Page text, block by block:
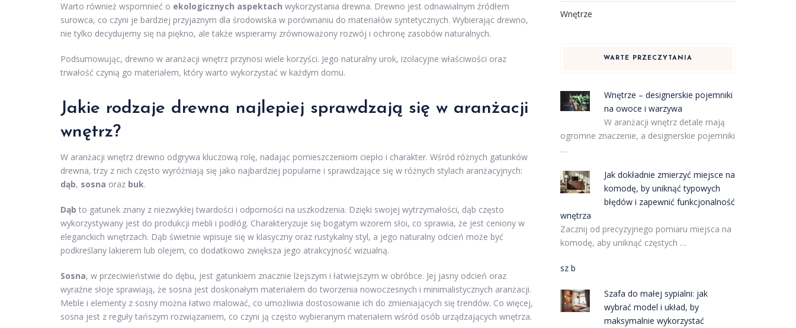
Warto również wspomnieć o ekologicznych aspektach wykorzystania drewna. Drewno jest odnawialnym źródłem
surowca, co czyni je bardziej przyjaznym dla środowiska w porównaniu do materiałów syntetycznych. Wybierając drewno,
nie tylko decydujemy się na piękno, ale także wspieramy zrównoważony rozwój i ochronę zasobów naturalnych.
Podsumowując, drewno w aranżacji wnętrz przynosi wiele korzyści. Jego naturalny urok, izolacyjne właściwości oraz
trwałość czynią go materiałem, który warto wykorzystać w każdym domu.
Jakie rodzaje drewna najlepiej sprawdzają się w aranżacji
wnętrz?
W aranżacji wnętrz drewno odgrywa kluczową rolę, nadając pomieszczeniom ciepło i charakter. Wśród różnych gatunków
drewna, trzy z nich często wyróżniają się jako najbardziej popularne i sprawdzające się w różnych stylach aranżacyjnych:
dąb, sosna oraz buk.
Dąb to gatunek znany z niezwykłej twardości i odporności na uszkodzenia. Dzięki swojej wytrzymałości, dąb często
wykorzystywany jest do produkcji mebli i podłóg. Charakteryzuje się bogatym wzorem słoi, co sprawia, że jest ceniony w
eleganckich wnętrzach. Dąb świetnie wpisuje się w klasyczny oraz rustykalny styl, a jego naturalny odcień może być
podkreślany lakierem lub olejem, co dodatkowo zwiększa jego atrakcyjność wizualną.
Sosna, w przeciwieństwie do dębu, jest gatunkiem znacznie lżejszym i łatwiejszym w obróbce. Jej jasny odcień oraz
wyraźne słoje sprawiają, że sosna jest doskonałym materiałem do tworzenia nowoczesnych i minimalistycznych aranżacji.
Meble i elementy z sosny można łatwo malować, co umożliwia dostosowanie ich do zmieniających się trendów. Co więcej,
sosna jest z reguły tańszym rozwiązaniem, co czyni ją często wybieranym materiałem wśród osób urządzających wnętrza.
Wnętrze
WARTE PRZECZYTANIA
Wnętrze – designerskie pojemniki
na owoce i warzywa
W aranżacji wnętrz detale mają
ogromne znaczenie, a designerskie pojemniki
…
Jak dokładnie zmierzyć miejsce na
komodę, by uniknąć typowych
błędów i zapewnić funkcjonalność
wnętrza
Zacznij od precyzyjnego pomiaru miejsca na
komodę, aby uniknąć częstych …
sz b
Szafa do małej sypialni: jak
wybrać model i układ, by
maksymalnie wykorzystać